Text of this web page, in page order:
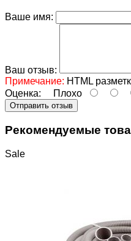
Ваше имя:
Ваш отзыв:
Примечание: HTML
Оценка: Плохо
Отправить отзыв
Рекомендуемые
Sale